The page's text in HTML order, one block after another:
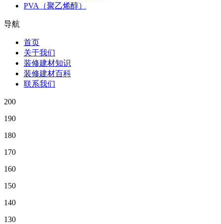
PVA（聚乙烯醇）
导航
首页
关于我们
装修建材知识
装修建材百科
联系我们
200
190
180
170
160
150
140
130